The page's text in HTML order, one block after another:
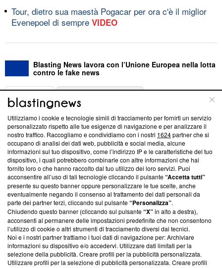
Tour, dietro sua maestà Pogacar per ora c'è il miglior
Evenepoel di sempre VIDEO
Blasting News lavora con l’Unione Europea nella lotta
contro le fake news
ABOUT
Questa sezione offre informazioni trasparenti su Blasting
News, sui nostri processi editoriali e su come ci impegniamo a
creare news di qualità. Inoltre, afferma la nostra aderenza a
‘Trust Project - News with Integrity’Blasting News non è
ancora membro del programma, ma ha richiesto di farne
parte; Trust Project non ha ancora effettuato una verifica di
conformità agli standard.
Su di noi
Team editoriale
Corporate
Redazione
Utilizziamo i cookie e tecnologie simili di tracciamento per fornirti un servizio
personalizzato rispetto alle tue esigenze di navigazione e per analizzare il
nostro traffico. Raccogliamo e condividiamo con i nostri 1624partner che si
occupano di analisi dei dati web, pubblicità e social media, alcune
informazioni sul tuo dispositivo, come l’indirizzo IP e le caratteristiche del tuo
dispositivo, i quali potrebbero combinarle con altre informazioni che hai
fornito loro o che hanno raccolto dal tuo utilizzo dei loro servizi. Puoi
acconsentire all’uso di tali tecnologie cliccando il pulsante“Accetta tutti”
presente su questo banner oppure personalizzare le tue scelte, anche
eventualmente negando il consenso al trattamento dei dati personali da
parte dei partner terzi, cliccando sul pulsante“Personalizza”.
Chiudendo questo banner (cliccando sul pulsante“X”in alto a destra),
acconsenti al permanere delle impostazioni predefinite che non consentono
l’utilizzo di cookie o altri strumenti di tracciamento diversi dai tecnici.
Noi e i nostri partner trattiamo i tuoi dati di navigazione per: Archiviare
informazioni su dispositivo e/o accedervi. Utilizzare dati limitati per la
selezione della pubblicità. Creare profili per la pubblicità personalizzata.
Utilizzare profili per la selezione di pubblicità personalizzata. Creare profili